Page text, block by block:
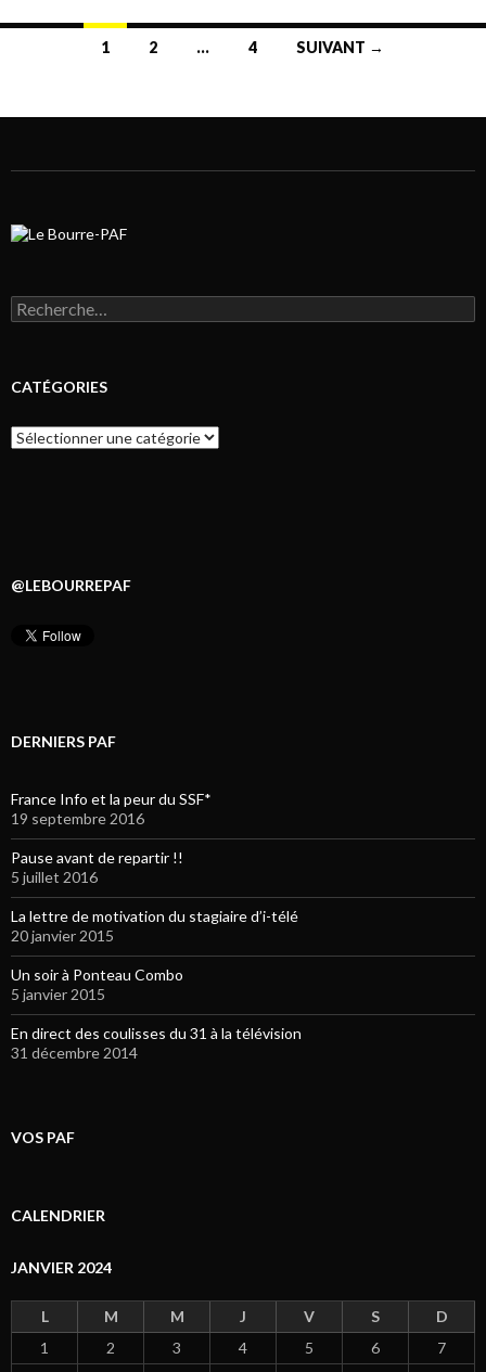
1 2 … 4 SUIVANT →
Rechercher :
CATÉGORIES
Catégories
@LEBOURREPAF
DERNIERS PAF
France Info et la peur du SSF*
19 septembre 2016
Pause avant de repartir !!
5 juillet 2016
La lettre de motivation du stagiaire d’i-télé
20 janvier 2015
Un soir à Ponteau Combo
5 janvier 2015
En direct des coulisses du 31 à la télévision
31 décembre 2014
VOS PAF
CALENDRIER
JANVIER 2024
L M M J V S
D
1
2 3 4 5 6
7